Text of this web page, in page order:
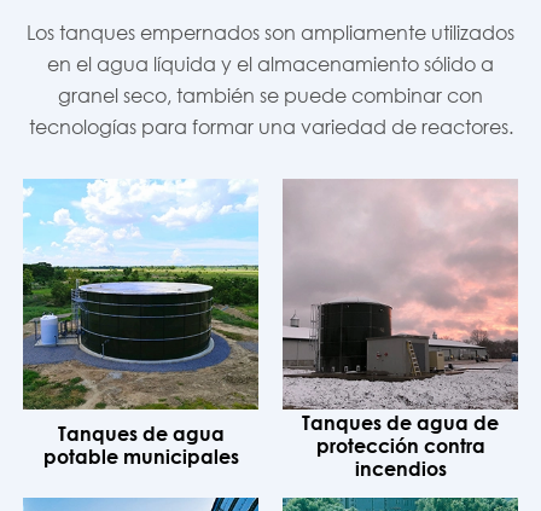
Los tanques empernados son ampliamente utilizados
en el agua líquida y el almacenamiento sólido a
granel seco, también se puede combinar con
tecnologías para formar una variedad de reactores.
Tanques de agua
potable municipales
Tanques de agua de
protección contra
incendios